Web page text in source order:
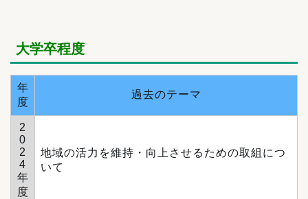
大学卒程度
年
度
過去のテーマ
2
0
2
4
年
度
地域の活力を維持・向上させるための取組につ
いて